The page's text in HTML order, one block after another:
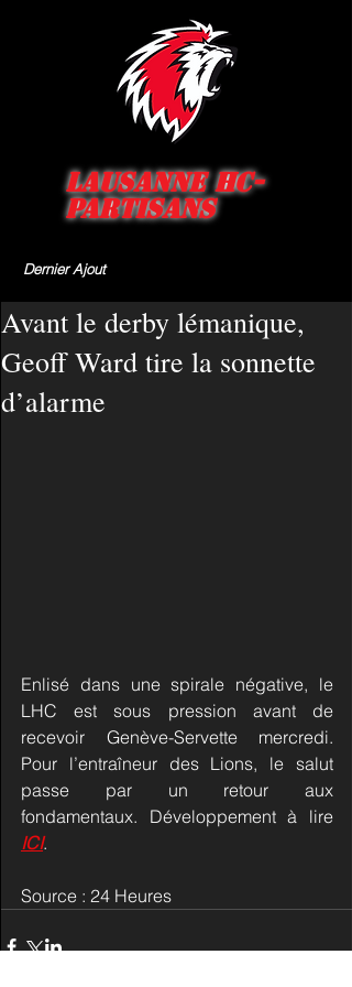
Lausanne HC-
Partisans
Dernier Ajout
Avant le derby lémanique,
Geoff Ward tire la sonnette
d’alarme
Enlisé dans une spirale négative, le
LHC est sous pression avant de
recevoir Genève-Servette mercredi.
Pour l’entraîneur des Lions, le salut
passe par un retour aux
ICI.
Source : 24 Heures